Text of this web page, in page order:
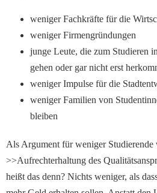
weniger Fachkräfte für die
weniger Firmengründungen
junge Leute, die zum Studieren
gehen oder gar nicht erst
weniger Impulse für die
weniger Familien von
bleiben
Als Argument für weniger Studierende
>>Aufrechterhaltung des
heißt das denn? Nichts weniger, als